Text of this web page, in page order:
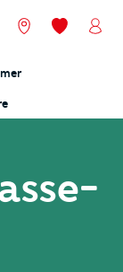
Nos agences
Mes